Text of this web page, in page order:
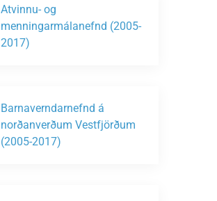
Atvinnu- og
menningarmálanefnd (2005-
2017)
Barnaverndarnefnd á
norðanverðum Vestfjörðum
(2005-2017)